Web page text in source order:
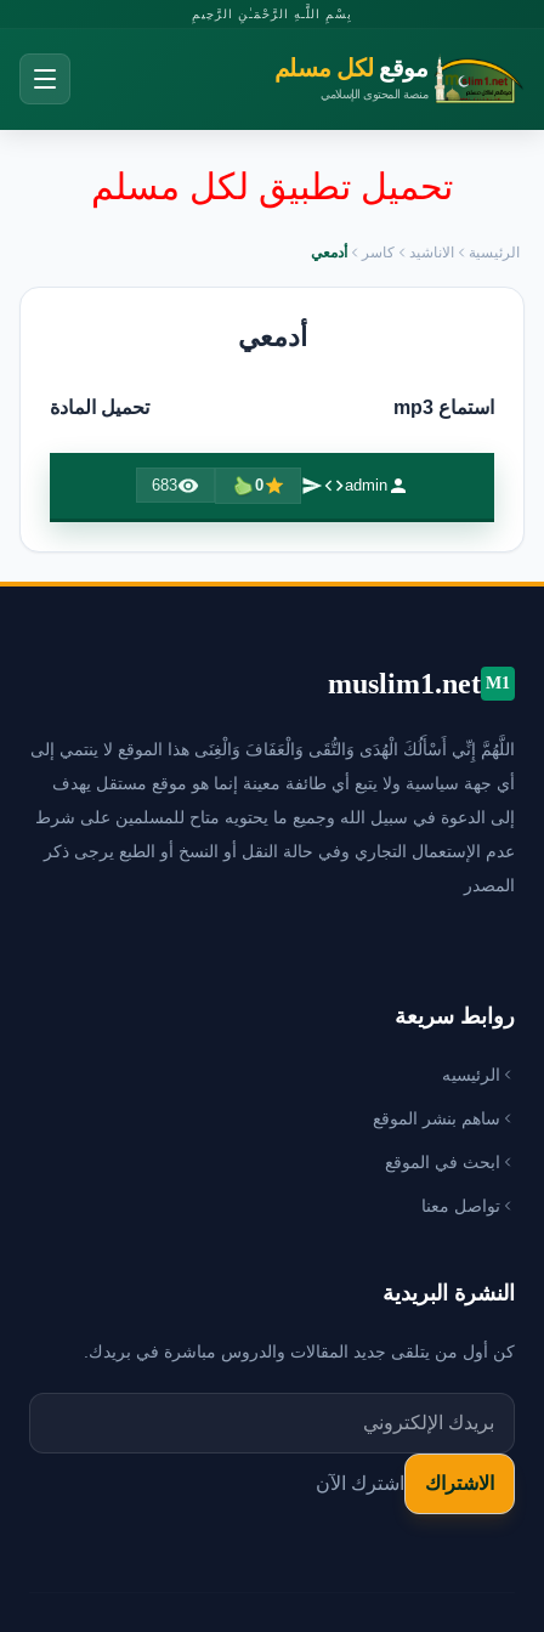
بِسْمِ اللَّـهِ الرَّحْمَـٰنِ الرَّحِيمِ
موقع لكل مسلم
منصة المحتوى الإسلامي
تحميل تطبيق لكل مسلم
الرئيسية الاناشيد كاسر أدمعي
أدمعي
استماع mp3 تحميل المادة
admin
0
683
M1
muslim1.net
اللَّهُمَّ إِنِّي أَسْأَلُكَ الْهُدَى وَالتُّقَى وَالْعَفَافَ وَالْغِنَى هذا الموقع لا ينتمي إلى
أي جهة سياسية ولا يتبع أي طائفة معينة إنما هو موقع مستقل يهدف
إلى الدعوة في سبيل الله وجميع ما يحتويه متاح للمسلمين على شرط
عدم الإستعمال التجاري وفي حالة النقل أو النسخ أو الطبع يرجى ذكر
المصدر
روابط سريعة
الرئيسيه
ساهم بنشر الموقع
ابحث في الموقع
تواصل معنا
النشرة البريدية
كن أول من يتلقى جديد المقالات والدروس مباشرة في بريدك.
اشترك الآن